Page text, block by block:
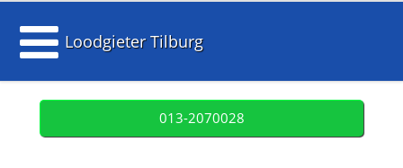
Loodgieter Tilburg
013-2070028